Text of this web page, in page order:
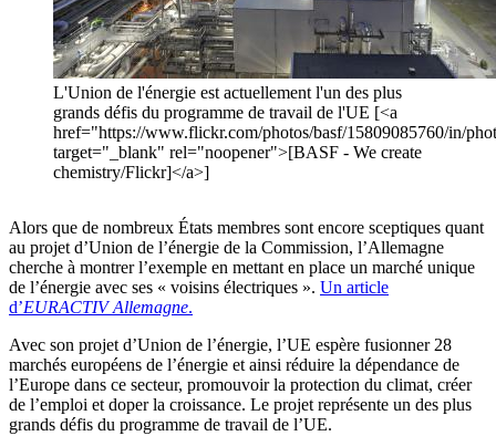
L'Union de l'énergie est actuellement l'un des plus
grands défis du programme de travail de l'UE [<a
href="https://www.flickr.com/photos/basf/15809085760/in/
target="_blank" rel="noopener">[BASF - We create
chemistry/Flickr]</a>]
Alors que de nombreux États membres sont encore sceptiques quant
au projet d’Union de l’énergie de la Commission, l’Allemagne
cherche à montrer l’exemple en mettant en place un marché unique
de l’énergie avec ses « voisins électriques ». Un article
d’EURACTIV Allemagne.
Avec son projet d’Union de l’énergie, l’UE espère fusionner 28
marchés européens de l’énergie et ainsi réduire la dépendance de
l’Europe dans ce secteur, promouvoir la protection du climat, créer
de l’emploi et doper la croissance. Le projet représente un des plus
grands défis du programme de travail de l’UE.